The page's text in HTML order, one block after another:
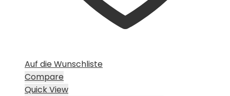
Auf die Wunschliste
Compare
Quick View